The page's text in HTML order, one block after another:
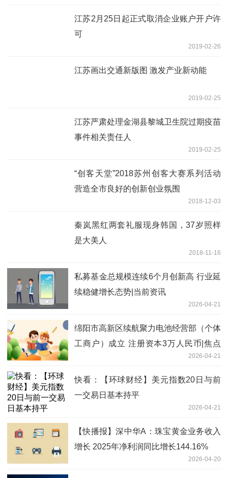
江苏2月25日起正式取消企业账户开户许
可
2019-02-26
江苏画出交通新版图 激发产业新动能
2019-02-25
江苏严肃处理金湖县黎城卫生院过期疫苗
事件相关责任人
2019-02-25
“创客天堂”2018苏州创客大赛系列活动
营造全市良好的创新创业氛围
2018-12-03
秦岚黑红两套礼服现身韩国，37岁照样
是大美人
2018-11-16
私募基金总规模连续6个月创新高 行业延
续稳健增长态势|当前资讯
2026-04-21
绵阳市高新区续航聚力电池经营部（个体
工商户）成立 注册资本3万人民币|焦点
2026-04-21
快看：【环球财经】美元指数20日与前
一交易日基本持平
2026-04-21
【快播报】深中华A：珠宝黄金业务收入
增长 2025年净利润同比增长144.16%
2026-04-20